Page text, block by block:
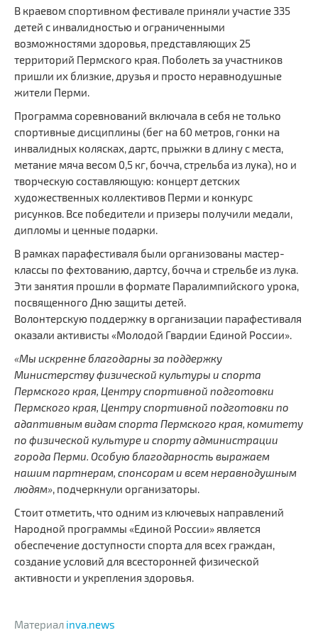
. ..
В краевом спортивном фестивале приняли участие 335
детей с инвалидностью и ограниченными
возможностями здоровья, представляющих 25
территорий Пермского края. Поболеть за участников
пришли их близкие, друзья и просто неравнодушные
жители Перми.
Программа соревнований включала в себя не только
спортивные дисциплины (бег на 60 метров, гонки на
инвалидных колясках, дартс, прыжки в длину с места,
метание мяча весом 0,5 кг, бочча, стрельба из лука), но и
творческую составляющую: концерт детских
художественных коллективов Перми и конкурс
рисунков. Все победители и призеры получили медали,
дипломы и ценные подарки.
В рамках парафестиваля были организованы мастер-
классы по фехтованию, дартсу, бочча и стрельбе из лука.
Эти занятия прошли в формате Паралимпийского урока,
посвященного Дню защиты детей.
Волонтерскую поддержку в организации парафестиваля
оказали активисты «Молодой Гвардии Единой России».
«Мы искренне благодарны за поддержку
Министерству физической культуры и спорта
Пермского края, Центру спортивной подготовки
Пермского края, Центру спортивной подготовки по
адаптивным видам спорта Пермского края, комитету
по физической культуре и спорту администрации
города Перми. Особую благодарность выражаем
нашим партнерам, спонсорам и всем неравнодушным
людям», подчеркнули организаторы.
Стоит отметить, что одним из ключевых направлений
Народной программы «Единой России» является
обеспечение доступности спорта для всех граждан,
создание условий для всесторонней физической
активности и укрепления здоровья.
Материал inva.news